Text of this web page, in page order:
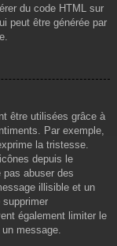
du code HTML sur
peut être générée par
être utilisées grâce à
Par exemple,
la tristesse.
depuis le
abuser des
illisible et un
supprimer
également limiter le
message.